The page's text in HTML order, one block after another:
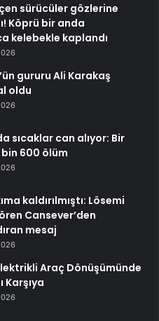
sürücüler gözlerine
Köprü bir anda
kelebekle kaplandı
gururu Ali Karakaş
oldu
sıcaklar can alıyor: Bir
600 ölüm
kaldırılmıştı: Lösemi
Cansever’den
mesaj
Araç Dönüşümünde
Karşıya